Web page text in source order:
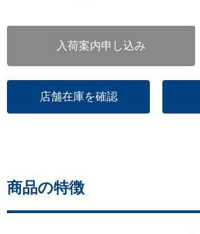
入荷案内申し込み
店舗在庫を確認
商品の特徴